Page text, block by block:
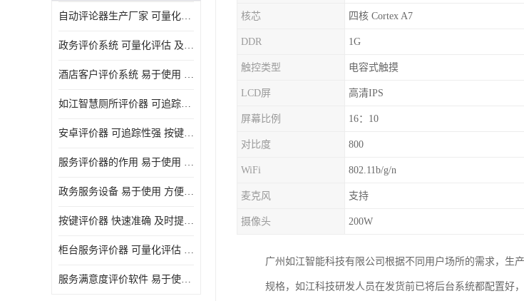
壁挂广告机
液晶广告机
自动评论器生产厂家 可量化评估 适用于多种应用场景
政务评价系统 可量化评估 及时提供反馈
酒店客户评价系统 易于使用 按键响应速度
如江智慧厕所评价器 可追踪性强 及时提供反馈
安卓评价器 可追踪性强 按键响应速度
服务评价器的作用 易于使用 按键响应速度
政务服务设备 易于使用 方便数据记录和分析
按键评价器 快速准确 及时提供反馈
柜台服务评价器 可量化评估 及时提供反馈
服务满意度评价软件 易于使用 及时提供反馈
核芯 四核 Cortex A7
DDR 1G
触控类型 电容式触摸
LCD屏 高清IPS
屏幕比例 16：10
对比度 800
WiFi 802.11b/g/n
麦克风 支持
摄像头 200W
广州如江智能科技有限公司根据不同用户场所的需求，生
规格，如江科技研发人员在发货前已将后台系统都配置好